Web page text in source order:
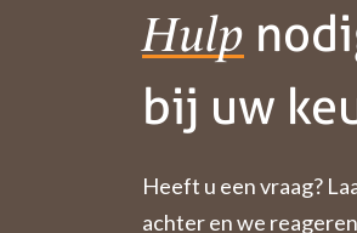
Hulp
bij uw
Heeft u een vraag?
achter en we